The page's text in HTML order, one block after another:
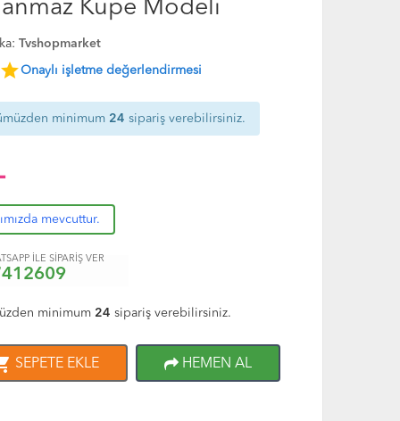
Küpe Modeli
Tvshopmarket
starOnaylı işletme değerlendirmesi
minimum 24 sipariş verebilirsiniz.
mevcuttur.
İLE SİPARİŞ VER
minimum 24 sipariş verebilirsiniz.
SEPETE EKLE HEMEN AL